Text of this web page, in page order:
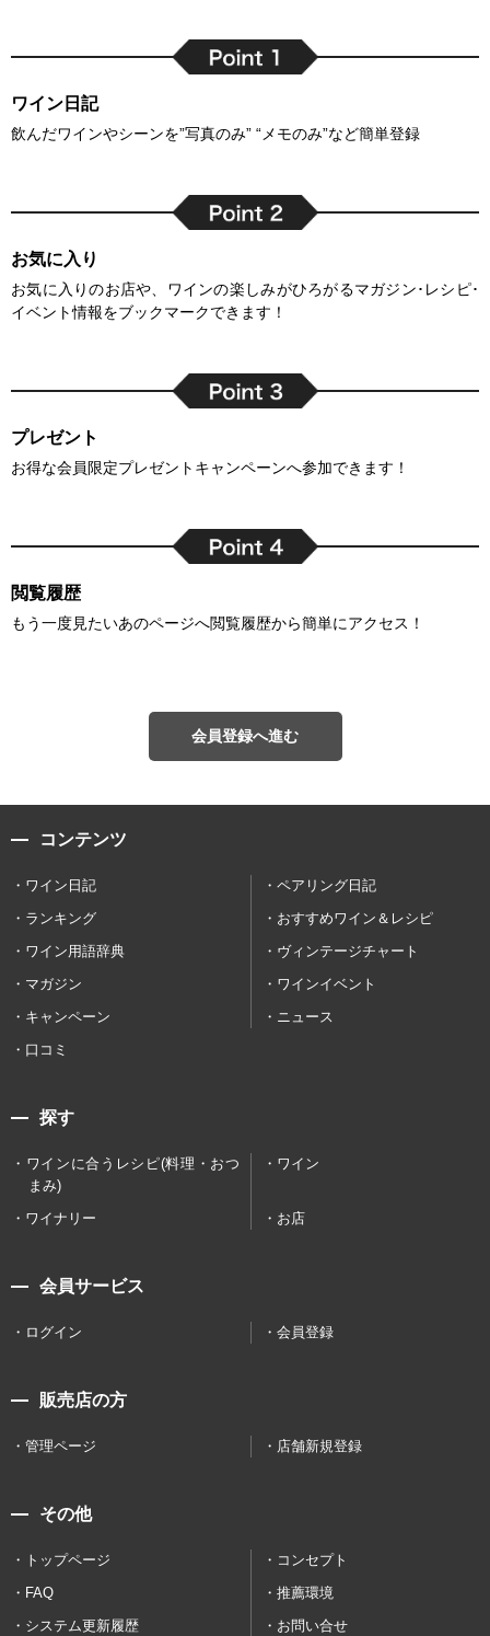
ワイン日記
飲んだワインやシーンを”写真のみ” “メモのみ”など簡単登録
お気に入り
お気に入りのお店や、ワインの楽しみがひろがるマガジン･レシピ･
イベント情報をブックマークできます！
プレゼント
お得な会員限定プレゼントキャンペーンへ参加できます！
閲覧履歴
もう一度見たいあのページへ閲覧履歴から簡単にアクセス！
会員登録へ進む
コンテンツ
ワイン日記
ペアリング日記
ランキング
おすすめワイン＆レシピ
ワイン用語辞典
ヴィンテージチャート
マガジン
ワインイベント
キャンペーン
ニュース
口コミ
探す
ワインに合うレシピ(料理・おつ
まみ)
ワイン
ワイナリー お店
会員サービス
ログイン 会員登録
販売店の方
管理ページ 店舗新規登録
その他
トップページ
コンセプト
FAQ
推薦環境
システム更新履歴
お問い合せ